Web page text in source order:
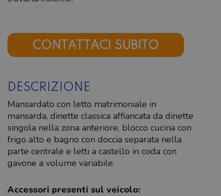
CONTATTACI SUBITO
DESCRIZIONE
Mansardato con letto matrimoniale in
mansarda, dinette classica affiancata da dinette
singola nella zona anteriore, blocco cucina con
frigo alto e bagno con doccia separata nella
parte centrale e letti a castello in coda con
gavone a volume variabile.
Accessori presenti sul veicolo: